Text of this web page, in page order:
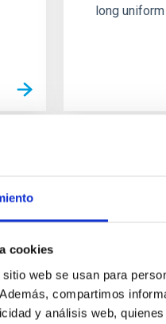
cookies
web se usan para
compartimos
y análisis web,
long